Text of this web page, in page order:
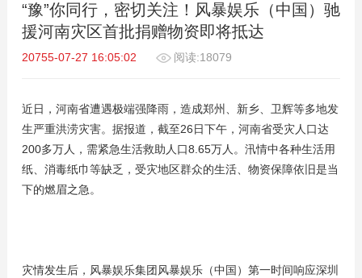
“豫”你同行，密切关注！风暴娱乐（中国）驰
援河南灾区首批捐赠物资即将抵达
20755-07-27 16:05:02 阅读:18079
近日，河南省遭遇极端强降雨，造成郑州、新乡、卫辉等多地发
生严重洪涝灾害。据报道，截至26日下午，河南省受灾人口达
200多万人，需紧急生活救助人口8.65万人。汛情中各种生活用
纸、消毒纸巾等缺乏，受灾地区群众的生活、物资保障依旧是当
下的燃眉之急。
灾情发生后，风暴娱乐集团风暴娱乐（中国）第一时间响应深圳